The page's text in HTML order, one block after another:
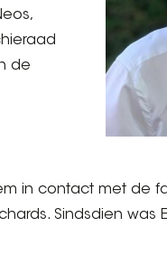
de
in contact met de
Sindsdien was